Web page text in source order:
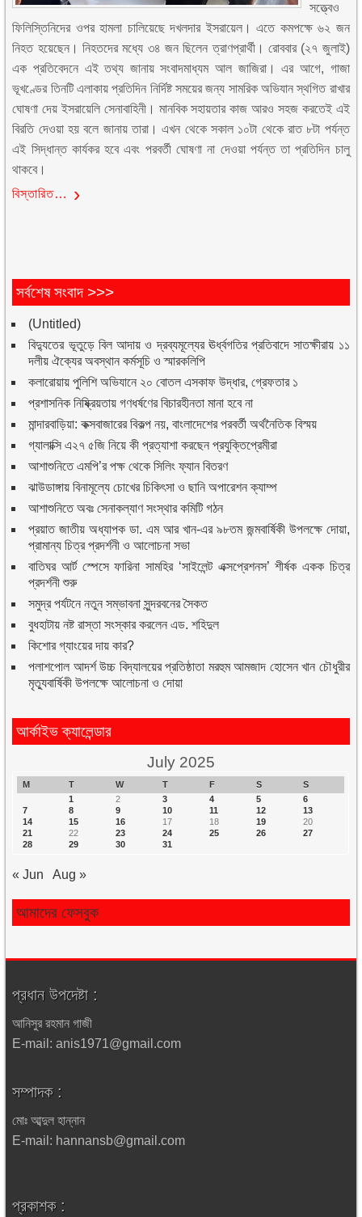
সত্ত্বেও
ফিলিস্তিনিদের ওপর হামলা চালিয়েছে দখলদার ইসরায়েল। এতে কমপক্ষে ৬২ জন
নিহত হয়েছেন। নিহতদের মধ্যে ৩৪ জন ছিলেন ত্রাণপ্রার্থী। রোববার (২৭ জুলাই)
এক প্রতিবেদনে এই তথ্য জানায় সংবাদমাধ্যম আল জাজিরা। এর আগে, গাজা
ভূখণ্ডের তিনটি এলাকায় প্রতিদিন নির্দিষ্ট সময়ের জন্য সামরিক অভিযান স্থগিত রাখার
ঘোষণা দেয় ইসরায়েলি সেনাবাহিনী। মানবিক সহায়তার কাজ আরও সহজ করতেই এই
বিরতি দেওয়া হয় বলে জানায় তারা। এখন থেকে সকাল ১০টা থেকে রাত ৮টা পর্যন্ত
এই সিদ্ধান্ত কার্যকর হবে এবং পরবর্তী ঘোষণা না দেওয়া পর্যন্ত তা প্রতিদিন চালু
থাকবে।
বিস্তারিত…
সর্বশেষ সংবাদ >>>
(Untitled)
বিদ্যুতের ভূতুড়ে বিল আদায় ও দ্রব্যমূল্যের ঊর্ধ্বগতির প্রতিবাদে সাতক্ষীরায় ১১
দলীয় ঐক্যের অবস্থান কর্মসূচি ও স্মারকলিপি
কলারোয়ায় পুলিশি অভিযানে ২০ বোতল এসকাফ উদ্ধার, গ্রেফতার ১
প্রশাসনিক নিষ্ক্রিয়তায় গণধর্ষণের বিচারহীনতা মানা হবে না
মান্দারবাড়িয়া: কক্সবাজারের বিকল্প নয়, বাংলাদেশের পরবর্তী অর্থনৈতিক বিস্ময়
গ্যালাক্সি এ২৭ ৫জি নিয়ে কী প্রত্যাশা করছেন প্রযুক্তিপ্রেমীরা
আশাশুনিতে এমপি’র পক্ষ থেকে সিলিং ফ্যান বিতরণ
ঝাউডাঙ্গায় বিনামূল্যে চোখের চিকিৎসা ও ছানি অপারেশন ক্যাম্প
আশাশুনিতে অবঃ সেনাকল্যাণ সংস্থার কমিটি গঠন
প্রয়াত জাতীয় অধ্যাপক ডা. এম আর খান-এর ৯৮তম জন্মবার্ষিকী উপলক্ষে দোয়া,
প্রামান্য চিত্র প্রদর্শনী ও আলোচনা সভা
বাতিঘর আর্ট স্পেসে ফারিনা সামহির ‘সাইলেন্ট এক্সপ্রেশনস’ শীর্ষক একক চিত্র
প্রদর্শনী শুরু
সমুদ্র পর্যটনে নতুন সম্ভাবনা সুন্দরবনের সৈকত
বুধহাটায় নষ্ট রাস্তা সংস্কার করলেন এড. শহিদুল
কিশোর গ্যাংয়ের দায় কার?
পলাশপোল আদর্শ উচ্চ বিদ্যালয়ের প্রতিষ্ঠাতা মরহুম আমজাদ হোসেন খান চৌধুরীর
মৃত্যুবার্ষিকী উপলক্ষে আলোচনা ও দোয়া
আর্কাইভ ক্যালেন্ডার
July 2025
M T W T F S
S
1
2 3 4 5
6
7
8 9 10 11 12
13
14
15 16 17 18 19
20
21
22 23 24 25 26
27
28
29 30 31
« Jun Aug »
আমাদের ফেসবুক
প্রধান উপদেষ্টা :
আনিসুর রহমান গাজী
E-mail: anis1971@gmail.com
সম্পাদক :
মোঃ আব্দুল হান্নান
E-mail: hannansb@gmail.com
প্রকাশক :